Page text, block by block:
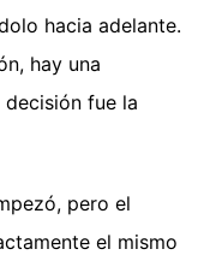
hacia adelante.
hay una
fue la
pero el
el mismo